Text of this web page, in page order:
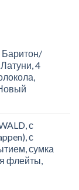
Баритон/
4
с
с
сумка
флейты,